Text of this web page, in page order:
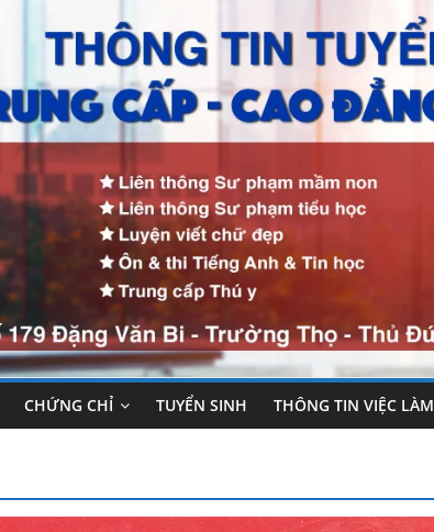
CHỨNG CHỈ TUYỂN SINH THÔNG TIN VIỆC LÀM